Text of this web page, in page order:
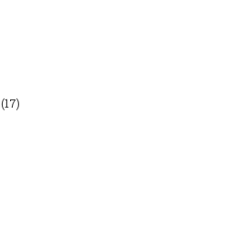
(17)